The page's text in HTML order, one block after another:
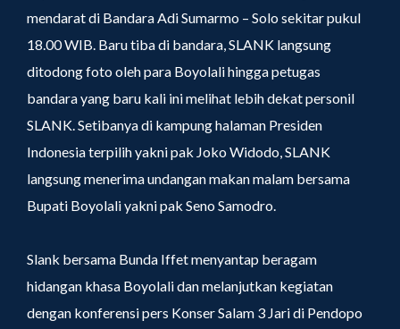
mendarat di Bandara Adi Sumarmo – Solo sekitar pukul
18.00 WIB. Baru tiba di bandara, SLANK langsung
ditodong foto oleh para Boyolali hingga petugas
bandara yang baru kali ini melihat lebih dekat personil
SLANK. Setibanya di kampung halaman Presiden
Indonesia terpilih yakni pak Joko Widodo, SLANK
langsung menerima undangan makan malam bersama
Bupati Boyolali yakni pak Seno Samodro.
Slank bersama Bunda Iffet menyantap beragam
hidangan khasa Boyolali dan melanjutkan kegiatan
dengan konferensi pers Konser Salam 3 Jari di Pendopo